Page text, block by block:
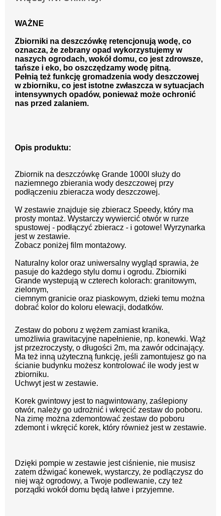
WAŻNE
Zbiorniki na deszczówkę retencjonują wodę, co
oznacza, że zebrany opad wykorzystujemy w
naszych ogrodach, wokół domu, co jest zdrowsze,
tańsze i eko, bo oszczędzamy wodę pitną.
Pełnią też funkcję gromadzenia wody deszczowej
w zbiorniku, co jest istotne zwłaszcza w sytuacjach
intensywnych opadów, ponieważ może ochronić
nas przed zalaniem.
Opis produktu:
Zbiornik na deszczówkę Grande 1000l służy do
naziemnego zbierania wody deszczowej przy
podłączeniu zbieracza wody deszczowej.
W zestawie znajduje się zbieracz Speedy, który ma
prosty montaż. Wystarczy wywiercić otwór w rurze
spustowej - podłączyć zbieracz - i gotowe! Wyrzynarka
jest w zestawie.
Zobacz poniżej film montażowy.
Naturalny kolor oraz uniwersalny wygląd sprawia, że
pasuje do każdego stylu domu i ogrodu. Zbiorniki
Grande wystepują w czterech kolorach: granitowym,
zielonym,
ciemnym granicie oraz piaskowym, dzieki temu można
dobrać kolor do koloru elewacji, dodatków.
Zestaw do poboru z wężem zamiast kranika,
umożliwia grawitacyjne napełnienie, np. konewki. Wąż
jst przezroczysty, o długości 2m, ma zawór odcinający.
Ma też inną użyteczną funkcję, jeśli zamontujesz go na
ścianie budynku możesz kontrolować ile wody jest w
zbiorniku.
Uchwyt jest w zestawie.
Korek gwintowy jest to nagwintowany, zaślepiony
otwór, należy go udrożnić i wkręcić zestaw do poboru.
Na zimę można zdemontować zestaw do poboru
zdemont i wkręcić korek, który również jest w zestawie.
Dzięki pompie w zestawie jest ciśnienie, nie musisz
zatem dźwigać konewek, wystarczy, że podlączysz do
niej wąż ogrodowy, a Twoje podlewanie, czy też
porządki wokół domu będą łatwe i przyjemne.